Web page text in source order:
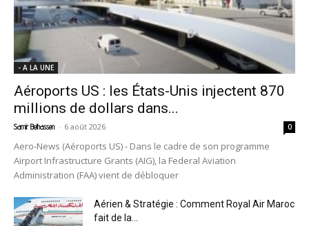
- A LA UNE
Aéroports US : les États-Unis injectent 870
millions de dollars dans...
Samir Belhassen - 6 août 2026 0
Aero-News (Aéroports US) - Dans le cadre de son programme
Airport Infrastructure Grants (AIG), la Federal Aviation
Administration (FAA) vient de débloquer
Aérien & Stratégie : Comment Royal Air Maroc
fait de la...